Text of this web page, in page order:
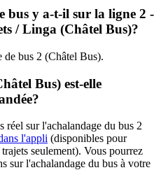
bus y a-t-il sur la ligne 2 -
/ Linga (Châtel Bus)?
de bus 2 (Châtel Bus).
Bus) est-elle
réel sur l'achalandage du bus 2
l'appli (disponibles pour
seulement). Vous pourrez
sur l'achalandage du bus à votre